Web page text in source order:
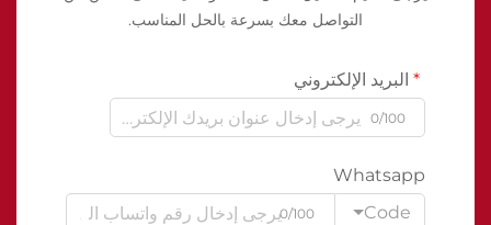
التواصل معك بسرعة بالحل المناسب.
البريد الإلكتروني
0/100
Whatsapp
Code
0/100